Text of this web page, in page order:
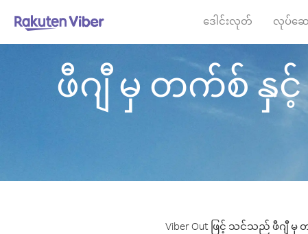
ဒေါင်းလုတ် လုပ်ဆေ
ဖီဂျီ မှ တက်စ် နှ
Viber Out ဖြင့် သင်သည် ဖီဂျီ